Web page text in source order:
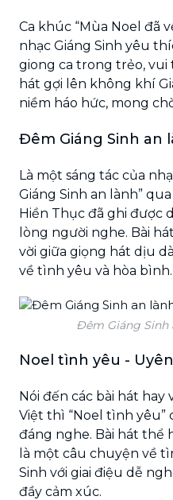
Ca khúc “Mùa Noel đã
nhạc Giáng Sinh yêu
giong ca trong trẻo, vui
hát gợi lên không khí
niềm háo hức, mong
Đêm Giáng Sinh an
Là một sáng tác của
Giáng Sinh an lành”
Hiền Thục đã ghi được
lòng người nghe. Bài
vời giữa giọng hát dịu
về tình yêu và hòa bình.
Đêm Giáng Sinh
Noel tình yêu -
Nói đến các bài hát hay
Việt thì “Noel tình
đáng nghe. Bài hát thể
là một câu chuyện về
Sinh với giai điệu dễ
đầy cảm xúc.